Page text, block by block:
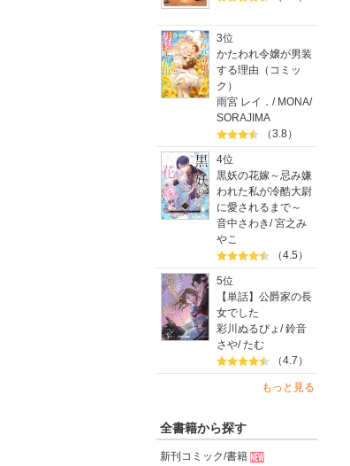
3位
かたわれ令嬢が男装
する理由（コミッ
ク）
雨宮 レイ． / MONA/
SORAJIMA
（3.8）
4位
黒妖の花嫁～忌み嫌
われた私が冷酷大尉
に愛されるまで～
音中さわき/宮之み
やこ
（4.5）
5位
【単話】公爵家の長
女でした
彩川ぬるぴょ /鈴音
さや/たむ
（4.7）
もっと見る
全書籍から探す
新刊コミック/書籍